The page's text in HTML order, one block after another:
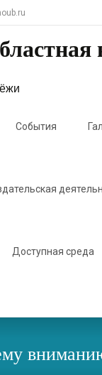
События
Доступная среда